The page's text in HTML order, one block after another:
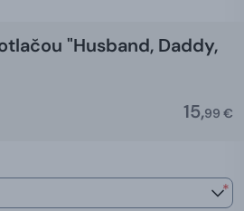
"Husband, Daddy,
15,99 €
*